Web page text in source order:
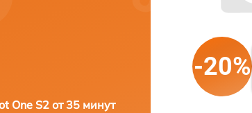
One S2 от 35 минут
-20%